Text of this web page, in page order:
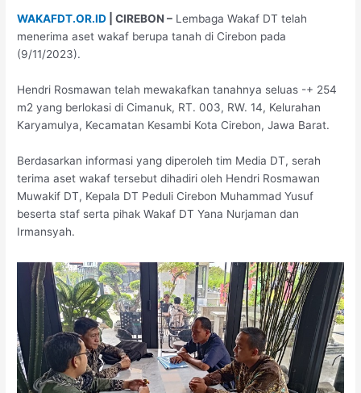
WAKAFDT.OR.ID | CIREBON – Lembaga Wakaf DT telah
menerima aset wakaf berupa tanah di Cirebon pada
(9/11/2023).
Hendri Rosmawan telah mewakafkan tanahnya seluas -+ 254
m2 yang berlokasi di Cimanuk, RT. 003, RW. 14, Kelurahan
Karyamulya, Kecamatan Kesambi Kota Cirebon, Jawa Barat.
Berdasarkan informasi yang diperoleh tim Media DT, serah
terima aset wakaf tersebut dihadiri oleh Hendri Rosmawan
Muwakif DT, Kepala DT Peduli Cirebon Muhammad Yusuf
beserta staf serta pihak Wakaf DT Yana Nurjaman dan
Irmansyah.